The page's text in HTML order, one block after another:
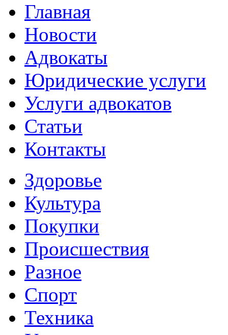
Главная
Новости
Адвокаты
Юридические услуги
Услуги адвокатов
Статьи
Контакты
Здоровье
Культура
Покупки
Происшествия
Разное
Спорт
Техника